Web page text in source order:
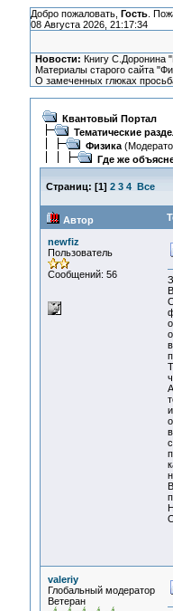
Добро пожаловать, Гость.
08 Августа 2026, 21:17:34
Новости: Книгу С.Доронина
Материалы старого сайта
О замеченных глюках
Квантовый Портал
Тематические
Физика
Где же
Страниц: [1] 2 3 4 Все
Автор
newfiz
Пользователь
Сообщений: 56
valeriy
Глобальный модератор
Ветеран